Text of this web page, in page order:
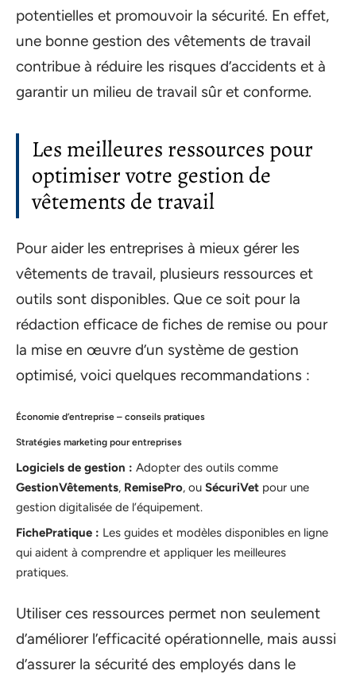
potentielles et promouvoir la sécurité. En effet,
une bonne gestion des vêtements de travail
contribue à réduire les risques d’accidents et à
garantir un milieu de travail sûr et conforme.
Les meilleures ressources pour
optimiser votre gestion de
vêtements de travail
Pour aider les entreprises à mieux gérer les
vêtements de travail, plusieurs ressources et
outils sont disponibles. Que ce soit pour la
rédaction efficace de fiches de remise ou pour
la mise en œuvre d’un système de gestion
optimisé, voici quelques recommandations :
Économie d’entreprise – conseils pratiques
Stratégies marketing pour entreprises
Logiciels de gestion : Adopter des outils comme
GestionVêtements, RemisePro, ou SécuriVet pour une
gestion digitalisée de l’équipement.
FichePratique : Les guides et modèles disponibles en ligne
qui aident à comprendre et appliquer les meilleures
pratiques.
Utiliser ces ressources permet non seulement
d’améliorer l’efficacité opérationnelle, mais aussi
d’assurer la sécurité des employés dans le